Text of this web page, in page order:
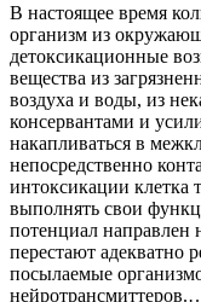
В настоящее время
организм из
детоксикационные
вещества из
воздуха и воды, из
консервантами и
накапливаться в
непосредственно
интоксикации клетка
выполнять свои
потенциал направлен
перестают адекватно
посылаемые